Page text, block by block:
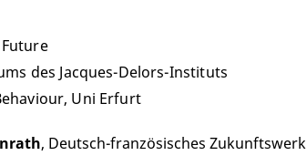
des Jacques-Delors-Instituts
, Uni Erfurt
, Deutsch-französisches Zukunftswerk